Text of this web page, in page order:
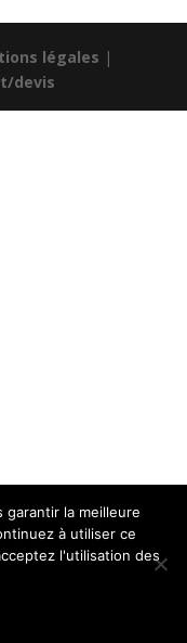
légales |
devis
la meilleure
à utiliser ce
l'utilisation des